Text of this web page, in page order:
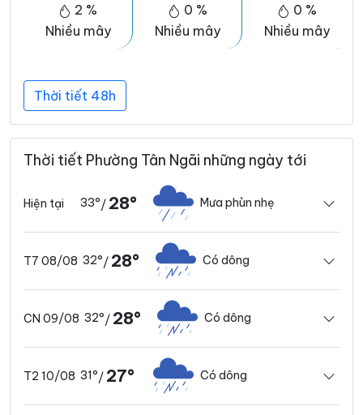
2 %
Nhiều mây
0 %
Nhiều mây
0 %
Nhiều mây
Thời tiết 48h
Thời tiết Phường Tân Ngãi những ngày tới
Hiện tại 33°/ 28° Mưa phùn nhẹ
T7 08/08 32°/ 28° Có dông
CN 09/08 32°/ 28° Có dông
T2 10/08 31°/ 27° Có dông